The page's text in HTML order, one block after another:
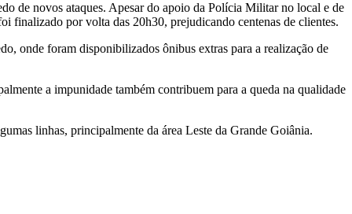
de novos ataques. Apesar do apoio da Polícia Militar no local e de
finalizado por volta das 20h30, prejudicando centenas de clientes.
onde foram disponibilizados ônibus extras para a realização de
a impunidade também contribuem para a queda na qualidade
linhas, principalmente da área Leste da Grande Goiânia.